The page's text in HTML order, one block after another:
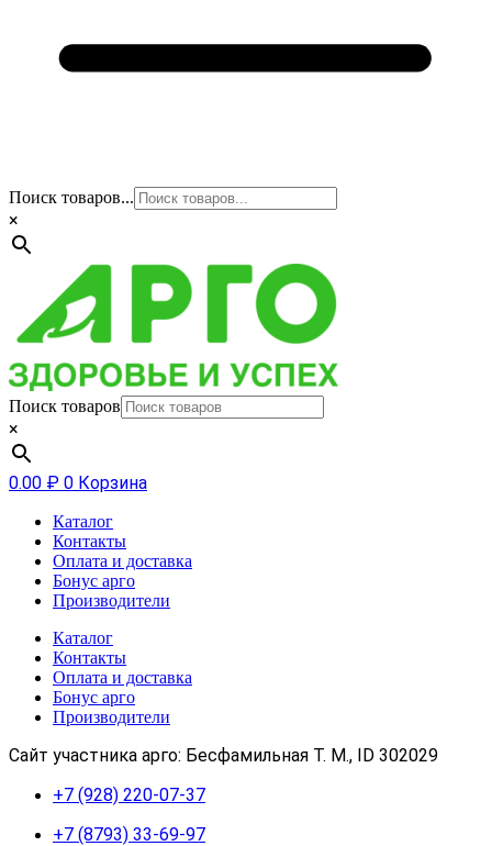
Поиск товаров...
×
Поиск товаров
×
0.00 ₽ 0 Корзина
Каталог
Контакты
Оплата и доставка
Бонус арго
Производители
Каталог
Контакты
Оплата и доставка
Бонус арго
Производители
Сайт участника арго: Бесфамильная Т. М., ID 302029
+7 (928) 220-07-37
+7 (8793) 33-69-97